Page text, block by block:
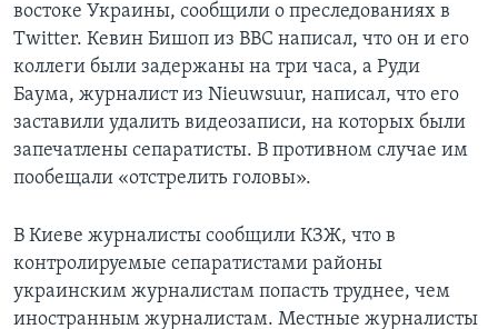
востоке Украины, сообщили о преследованиях в
Twitter. Кевин Бишоп из BBC написал, что он и его
коллеги были задержаны на три часа, а Руди
Баума, журналист из Nieuwsuur, написал, что его
заставили удалить видеозаписи, на которых были
запечатлены сепаратисты. В противном случае им
пообещали «отстрелить головы».
В Киеве журналисты сообщили КЗЖ, что в
контролируемые сепаратистами районы
украинским журналистам попасть труднее, чем
иностранным журналистам. Местные журналисты